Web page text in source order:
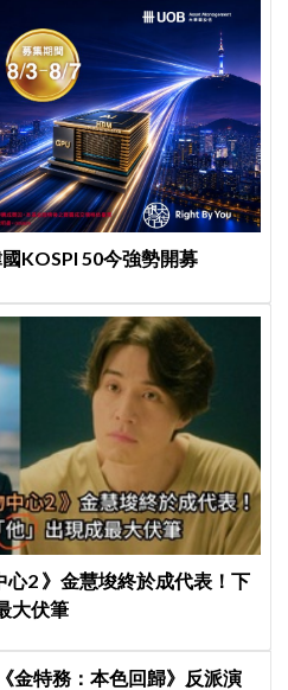
KOSPI 50今強勢開募
2 》金慧埈終於成代表！下
大伏筆
金特務：本色回歸》反派演